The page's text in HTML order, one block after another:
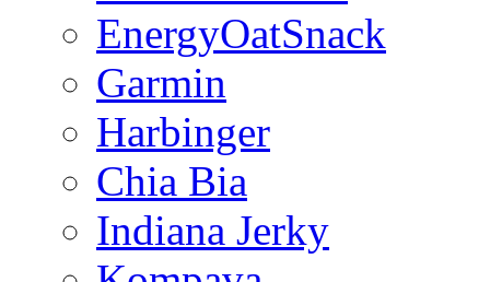
EnergyOatSnack
Garmin
Harbinger
Chia Bia
Indiana Jerky